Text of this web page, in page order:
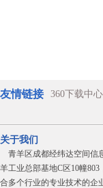
友情链接 360下载中心
关于我们
青羊区成都经纬达空间信
羊工业总部基地C区10幢
合多个行业的专业技术的企